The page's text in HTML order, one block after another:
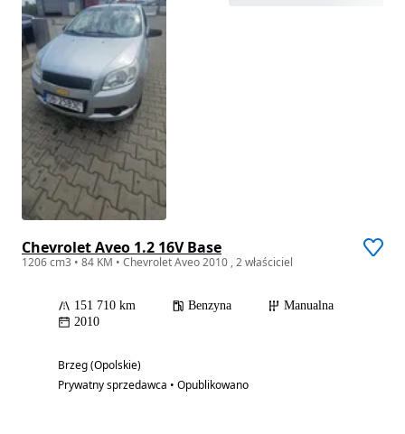
Chevrolet Aveo 1.2 16V Base
1206 cm3 • 84 KM • Chevrolet Aveo 2010 , 2 właściciel
151 710 km Benzyna
Manualna
2010
Brzeg (Opolskie)
Prywatny sprzedawca • Opublikowano